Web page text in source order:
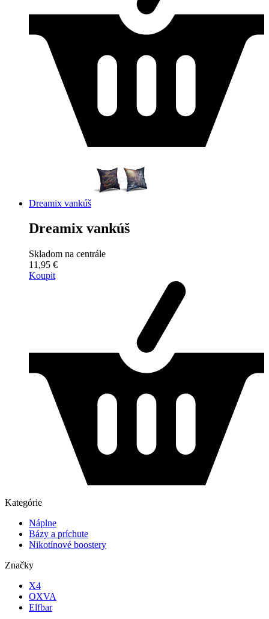
Dreamix vankúš
Dreamix vankúš
Skladom na centrále
11,95 €
Koupit
Kategórie
Náplne
Bázy a príchute
Nikotínové boostery
Značky
X4
OXVA
Elfbar